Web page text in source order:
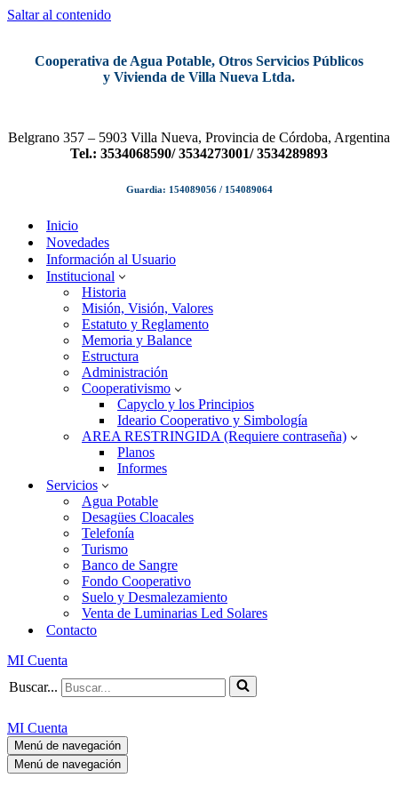
Saltar al contenido
Cooperativa de Agua Potable, Otros Servicios Públicos
y Vivienda de Villa Nueva Ltda.
Belgrano 357 – 5903 Villa Nueva, Provincia de Córdoba, Argentina
Tel.: 3534068590/ 3534273001/ 3534289893
Guardia: 154089056 / 154089064
Inicio
Novedades
Información al Usuario
Institucional
Historia
Misión, Visión, Valores
Estatuto y Reglamento
Memoria y Balance
Estructura
Administración
Cooperativismo
Capyclo y los Principios
Ideario Cooperativo y Simbología
AREA RESTRINGIDA (Requiere contraseña)
Planos
Informes
Servicios
Agua Potable
Desagües Cloacales
Telefonía
Turismo
Banco de Sangre
Fondo Cooperativo
Suelo y Desmalezamiento
Venta de Luminarias Led Solares
Contacto
MI Cuenta
Buscar...
MI Cuenta
Menú de navegación
Menú de navegación